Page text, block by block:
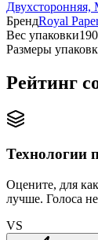
Двухсторонняя,
БрендRoyal
Вес упаковки
Размеры
Рейтинг
Технологии
Оцените, для
лучше. Голоса
VS